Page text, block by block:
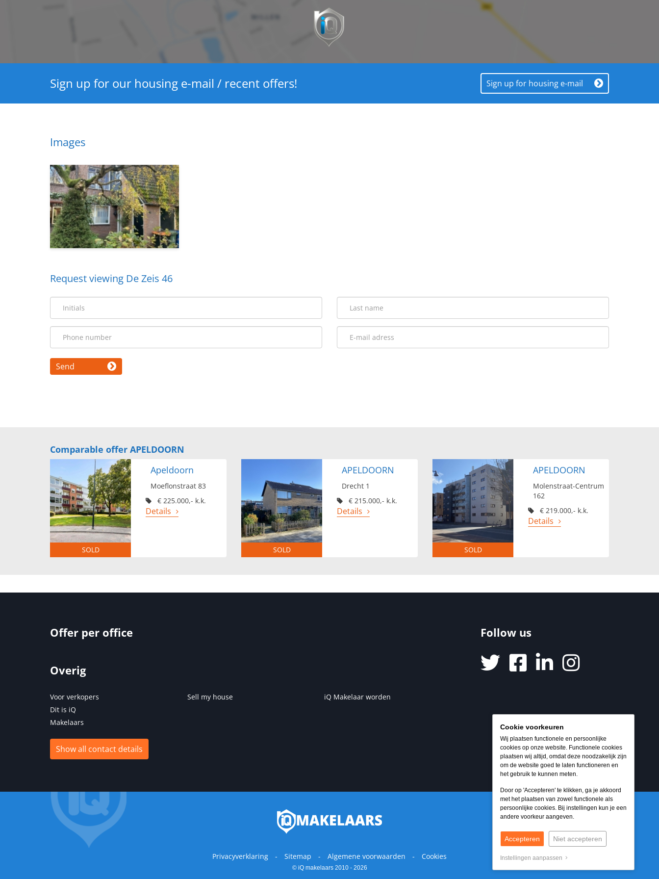
Cookie voorkeuren
Wij plaatsen functionele en persoonlijke
cookies op onze website. Functionele cookies
plaatsen wij altijd, omdat deze noodzakelijk zijn
om de website goed te laten functioneren en
het gebruik te kunnen meten.
Door op 'Accepteren' te klikken, ga je akkoord
met het plaatsen van zowel functionele als
persoonlijke cookies. Bij instellingen kun je een
andere voorkeur aangeven.
Accepteren Niet accepteren
Instellingen aanpassen
Ja
Glasisolatie
Garden
Garden location
Zuid
Dimensions
Plot area
House contents
Garden surface
Sign up for our housing e-mail / recent offers! Sign up for housing e-mail
Images
Request viewing De Zeis 46
Send
Comparable offer APELDOORN
SOLD
Apeldoorn
Moeflonstraat 83
€ 225.000,- k.k.
Details
SOLD
APELDOORN
Drecht 1
€ 215.000,- k.k.
Details
SOLD
APELDOORN
Molenstraat-Centrum
162
€ 219.000,- k.k.
Details
Offer per office
Overig
Voor verkopers
Dit is iQ
Makelaars
Sell my house iQ Makelaar worden
Show all contact details
Follow us
Privacyverklaring Sitemap Algemene voorwaarden Cookies
© iQ makelaars 2010 - 2026